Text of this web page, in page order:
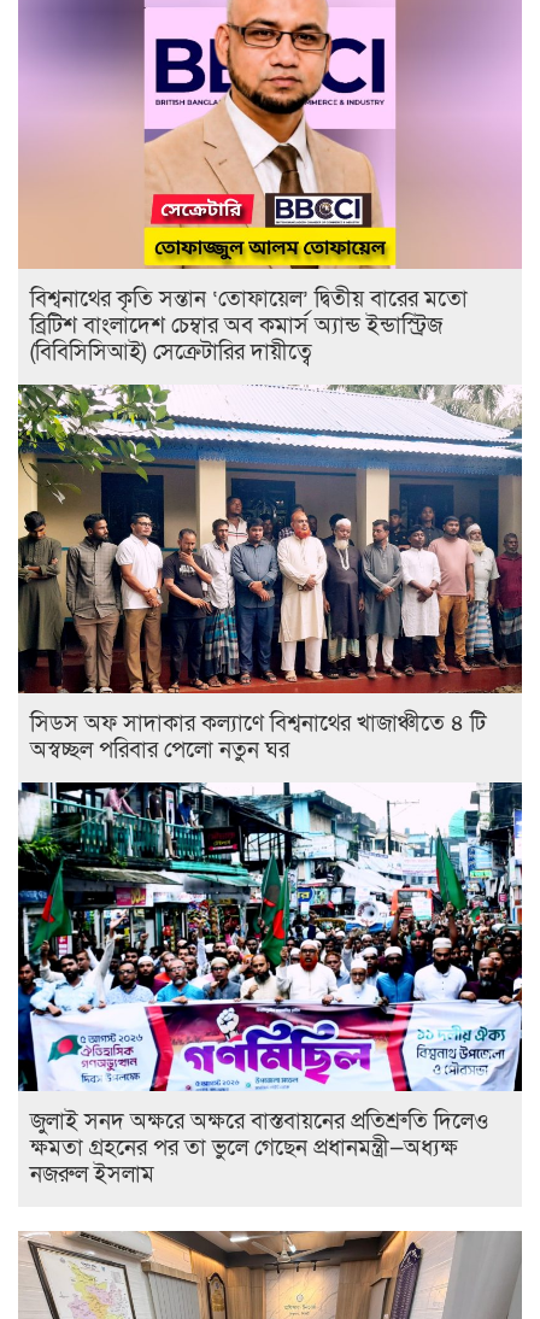
বিশ্বনাথের কৃতি সন্তান ‘তোফায়েল’ দ্বিতীয় বারের মতো
ব্রিটিশ বাংলাদেশ চেম্বার অব কমার্স অ্যান্ড ইন্ডাস্ট্রিজ
(বিবিসিসিআই) সেক্রেটারির দায়ীত্বে
সিডস অফ সাদাকার কল্যাণে বিশ্বনাথের খাজাঞ্চীতে ৪ টি
অস্বচ্ছল পরিবার পেলো নতুন ঘর
জুলাই সনদ অক্ষরে অক্ষরে বাস্তবায়নের প্রতিশ্রুতি দিলেও
ক্ষমতা গ্রহনের পর তা ভুলে গেছেন প্রধানমন্ত্রী—অধ্যক্ষ
নজরুল ইসলাম